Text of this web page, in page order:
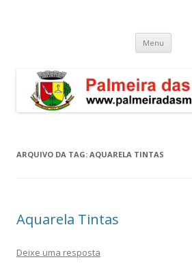
Menu Pular
o
ARQUIVO DA TAG: AQUARELA TINTAS
Aquarela Tintas
Deixe uma resposta